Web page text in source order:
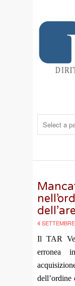
4
Il TAR
erronea